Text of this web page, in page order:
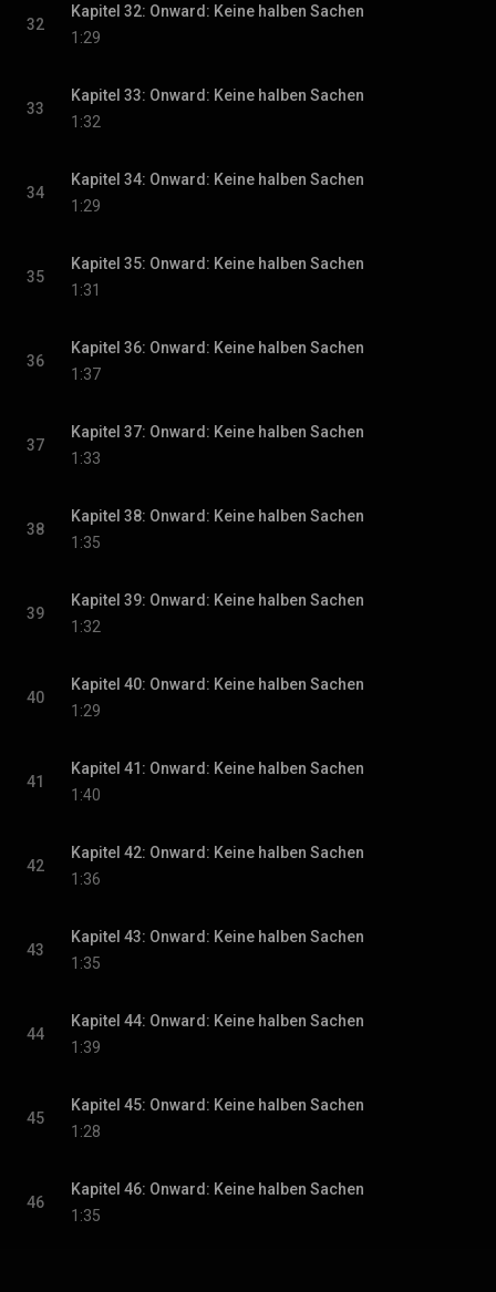
32
Kapitel 32: Onward: Keine halben Sachen
1:29
33
Kapitel 33: Onward: Keine halben Sachen
1:32
34
Kapitel 34: Onward: Keine halben Sachen
1:29
35
Kapitel 35: Onward: Keine halben Sachen
1:31
36
Kapitel 36: Onward: Keine halben Sachen
1:37
37
Kapitel 37: Onward: Keine halben Sachen
1:33
38
Kapitel 38: Onward: Keine halben Sachen
1:35
39
Kapitel 39: Onward: Keine halben Sachen
1:32
40
Kapitel 40: Onward: Keine halben Sachen
1:29
41
Kapitel 41: Onward: Keine halben Sachen
1:40
42
Kapitel 42: Onward: Keine halben Sachen
1:36
43
Kapitel 43: Onward: Keine halben Sachen
1:35
44
Kapitel 44: Onward: Keine halben Sachen
1:39
45
Kapitel 45: Onward: Keine halben Sachen
1:28
46
Kapitel 46: Onward: Keine halben Sachen
1:35